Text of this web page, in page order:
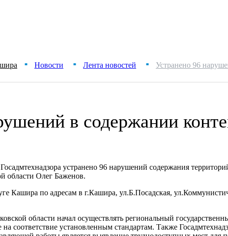
■ Новости ■ Лента новостей ■ Устранено 96
в содержании
устранено 96 нарушений содержания
области Олег Баженов.
Кашира по адресам в г.Кашира, ул.Б.Посадская,
области начал осуществлять региональный
соответствие установленным стандартам. Также